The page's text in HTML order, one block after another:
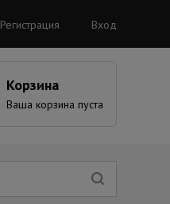
Регистрация Вход
Корзина
Ваша корзина пуста